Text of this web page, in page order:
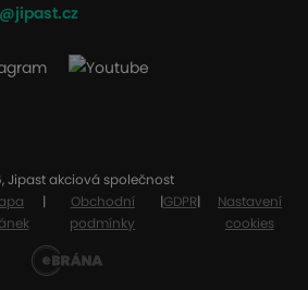
Jipast akciová společnost
|
Obchodní
podmínky
|GDPR|
Nastavení
cookies